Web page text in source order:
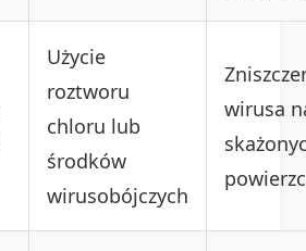
Użycie
roztworu
chloru lub
środków
wirusobójczych
wirusa